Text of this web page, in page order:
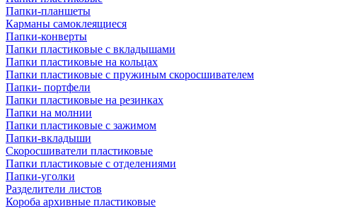
Папки-планшеты
Карманы самоклеящиеся
Папки-конверты
Папки пластиковые с вкладышами
Папки пластиковые на кольцах
Папки пластиковые с пружиным скоросшивателем
Папки- портфели
Папки пластиковые на резинках
Папки на молнии
Папки пластиковые с зажимом
Папки-вкладыши
Скоросшиватели пластиковые
Папки пластиковые с отделениями
Папки-уголки
Разделители листов
Короба архивные пластиковые